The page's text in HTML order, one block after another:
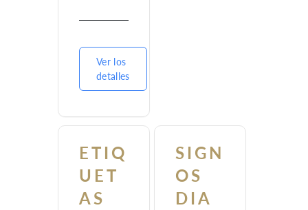
Ver los
detalles
ETIQ
UET
AS
SIGN
OS
DIA